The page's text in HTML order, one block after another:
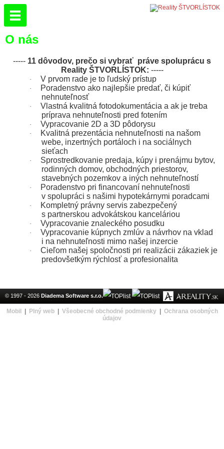
O nás
----- 11 dôvodov, prečo si vybrať práve spoluprácu s
Reality ŠTVORLÍSTOK: -----
· V prvom rade je to ľudský prístup
·
Poradenstvo ako najlepšie predať, či kúpiť
nehnuteľnosť
·
Vlastná kvalitná fotodokumentácia a ak je treba
príprava nehnuteľnosti pred fotením
· Vypracovanie 2D a 3D pôdorysu
·
Kvalitná prezentácia nehnuteľnosti na našom
webe, inzertných portáloch i na sociálnych
sieťach
·
Sprostredkovanie predaja, kúpy i prenájmu bytov,
rodinných domov, obchodných priestorov,
stavebných pozemkov a iných nehnuteľností
·
Poradenstvo pri financovaní nehnuteľnosti
v spolupráci s našimi hypotekárnymi poradcami
·
Kompletný právny servis zabezpečený
s partnerskou advokátskou kanceláriou
· Vypracovanie znaleckého posudku
·
Vypracovanie kúpnych zmlúv a návrhov na vklad
i na nehnuteľnosti mimo našej inzercie
·
Cieľom našej spoločnosti pri realizácii zákaziek je
predovšetkým rýchlosť a profesionalita
© 1997 - 2026 Diadema Software s.r.o.
Mobil Plný web| Všeobecné obchodné podmienky| Ochrana osobných
údajov